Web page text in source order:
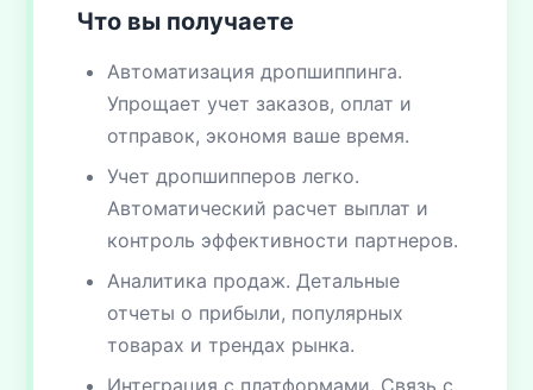
Что вы получаете
Автоматизация дропшиппинга.
Упрощает учет заказов, оплат и
отправок, экономя ваше время.
Учет дропшипперов легко.
Автоматический расчет выплат и
контроль эффективности партнеров.
Аналитика продаж. Детальные
отчеты о прибыли, популярных
товарах и трендах рынка.
Интеграция с платформами. Связь с